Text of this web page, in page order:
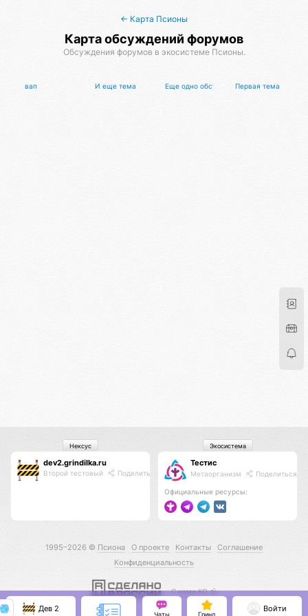
← Карта Псионы
Карта обсуждений форумов
Обсуждения форумов в экосистеме Псионы.
вап И еще тема Еще одно обсуждение с растянутым
Первая тема
dev2.grindilka.ru
Второй тестовый Поделиться
Нексус
Тестис
Метаорганизм Поделиться
Официальные ресурсы:
Экосистема
1995–2026 © Псиона О проекте Контакты
Соглашение
Конфиденциальность
С нами КО 🕉️
Дев 2
Чаты Гринд
Войти